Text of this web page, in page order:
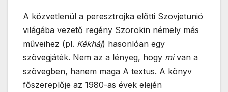
A közvetlenül a peresztrojka előtti Szovjetunió
világába vezető regény Szorokin némely más
műveihez (pl. Kékháj) hasonlóan egy
szövegjáték. Nem az a lényeg, hogy mivan a
szövegben, hanem maga A textus. A könyv
főszereplője az 1980-as évek elején